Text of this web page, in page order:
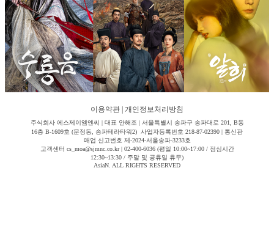
이용약관 개인정보처리방침
주식회사 에스제이엠엔씨 | 대표 안해조 | 서울특별시 송파구 송파대로 201, B동
16층 B-1609호 (문정동, 송파테라타워2) 사업자등록번호 218-87-02390 | 통신판
매업 신고번호 제-2024-서울송파-3233호
고객센터 cs_moa@sjmnc.co.kr | 02-400-6036 (평일 10:00~17:00 / 점심시간
12:30~13:30 / 주말 및 공휴일 휴무)
AsiaN. ALL RIGHTS RESERVED